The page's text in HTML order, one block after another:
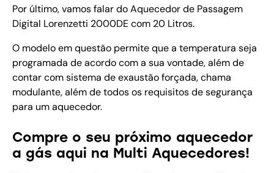
Por último, vamos falar do Aquecedor de Passagem
Digital Lorenzetti 2000DE com 20 Litros.
O modelo em questão permite que a temperatura seja
programada de acordo com a sua vontade, além de
contar com sistema de exaustão forçada, chama
modulante, além de todos os requisitos de segurança
para um aquecedor.
Compre o seu próximo aquecedor
a gás aqui na Multi Aquecedores!